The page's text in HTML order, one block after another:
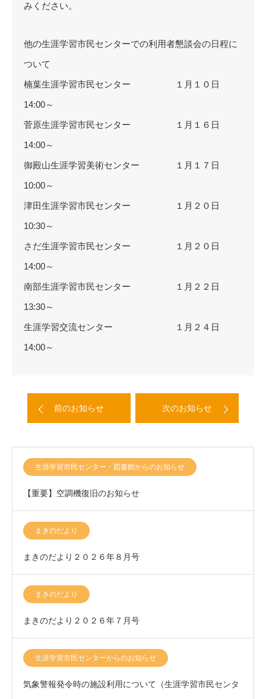
みください。
他の生涯学習市民センターでの利用者懇談会の日程に
ついて
楠葉生涯学習市民センター １月１０日
14:00～
菅原生涯学習市民センター １月１６日
14:00～
御殿山生涯学習美術センター １月１７日
10:00～
津田生涯学習市民センター １月２０日
10:30～
さだ生涯学習市民センター １月２０日
14:00～
南部生涯学習市民センター １月２２日
13:30～
生涯学習交流センター １月２４日
14:00～
前のお知らせ 次のお知らせ
生涯学習市民センター・図書館からのお知らせ
【重要】空調機復旧のお知らせ
まきのだより
まきのだより２０２６年８月号
まきのだより
まきのだより２０２６年７月号
生涯学習市民センターからのお知らせ
気象警報発令時の施設利用について（生涯学習市民センタ